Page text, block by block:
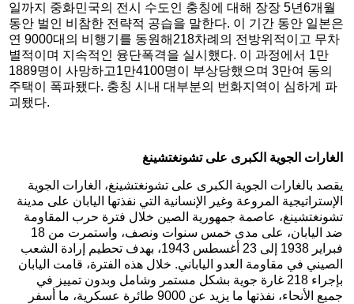
일까지 중화민국의 전시 수도인 충칭에 대해 장장 5년6개월
동안 벌인 비참한 전략적 공습을 말한다. 이 기간 동안 일본은
연 9000대의 비행기를 동원해218차례의 전방위적이고 무차
별적이며 지속적인 융단폭격을 실시했다. 이 과정에서 1만
1889명이 사망하고1만4100명이 부상당했으며 3만여 동의
주택이 폭파됐다. 충칭 시내 대부분의 번화지역이 심하게 파
괴됐다.
الغارات الجوية الكبرى على تشونغتشينغ
يقصد بالغارات الجوية الكبرى على تشونغتشينغ، الغارات الجوية
الإستراتيجية المروعة وغير الإنسانية التي نفذتها اليابان على مدينة
تشونغتشينغ، عاصمة جمهورية الصين خلال فترة حرب المقاومة
ضد اليابان، على مدى خمس سنوات ونصف، واستمرت من 18
فبراير 1938 إلى 23 أغسطس 1943، بهدف تحطيم إرادة الشعب
الصيني في مقاومة العدو الياباني. خلال هذه الفترة، قامت اليابان
بإجراء 218 غارة جوية بشكل مستمر وشامل وبدون تمييز في
جميع الأنحاء، نفذتها ما يزيد عن 9000 طائرة عسكرية، ما أسفر